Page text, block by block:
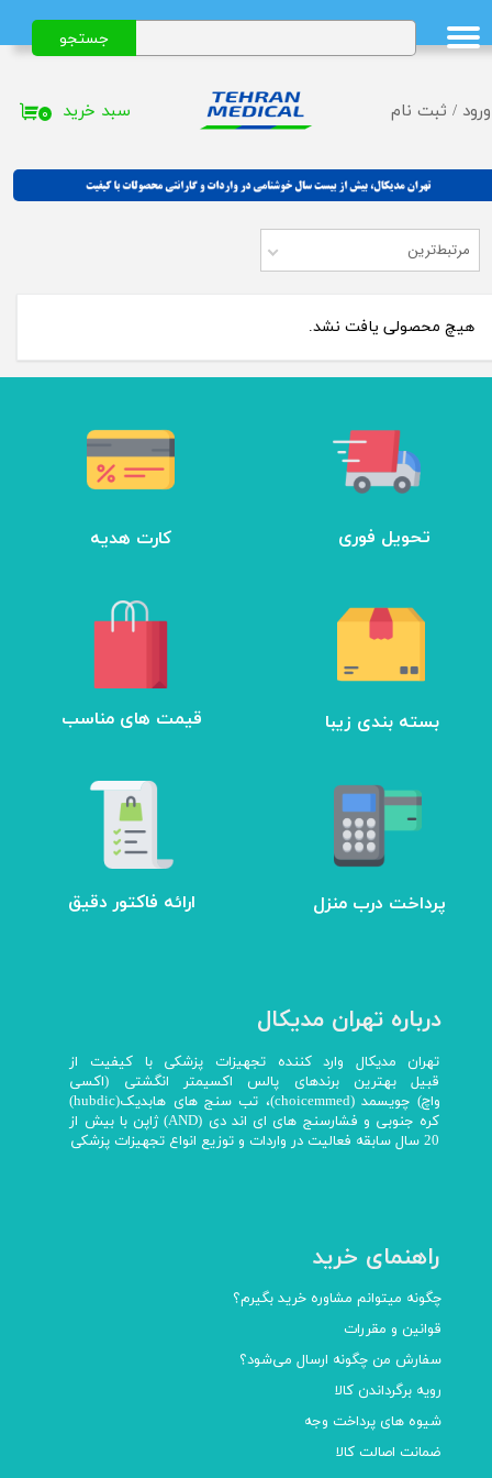
ورود / ثبت نام
حساب کاربری من
تغییر گذر واژه
خروج از حساب کاربری
جستجو
۰ سبد خرید
مرتبط‌ترین
هیچ محصولی یافت نشد.
تحویل فوری کارت هدیه
​قیمت های مناسب بسته بندی زیبا
ارائه فاکتور دقیق پرداخت درب منزل
درباره تهران مدیکال
تهران مدیکال وارد کننده تجهیزات پزشکی با کیفیت از
قبیل بهترین برندهای پالس اکسیمتر انگشتی (اکسی
واچ) چویسمد (choicemmed)، تب سنج های هابدیک(hubdic)
کره جنوبی و فشارسنج های ای اند دی (AND) ژاپن با بیش از
20 سال سابقه فعالیت در واردات و توزیع انواع تجهیزات پزشکی
راهنمای خرید
چگونه میتوانم مشاوره خرید بگیرم؟
قوانین و مقررات
سفارش من چگونه ارسال می‌شود؟
رویه برگرداندن کالا
شیوه های پرداخت وجه
ضمانت اصالت کالا